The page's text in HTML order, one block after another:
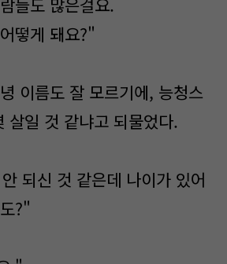
들도 많은걸요.
떻게 돼요?"
이름도 잘 모르기에, 능청스
살일 것 같냐고 되물었다.
되신 것 같은데 나이가 있어
?"